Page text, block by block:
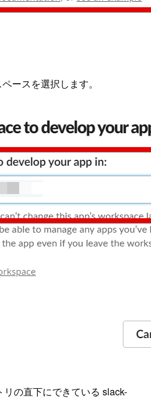
ースを選択します。
の直下にできている slack-